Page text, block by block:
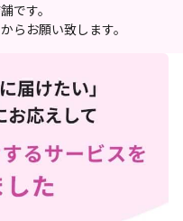
です。
からお願い致します。